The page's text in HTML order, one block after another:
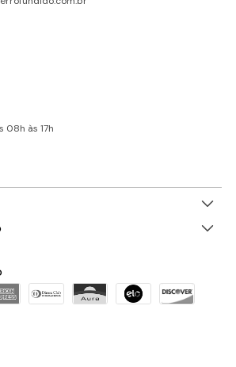
08h às 17h